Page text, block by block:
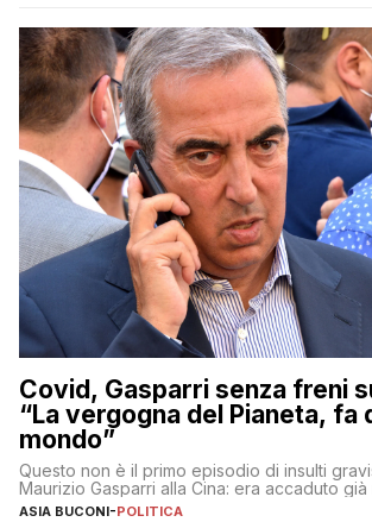
Covid, Gasparri senza freni
“La vergogna del Pianeta, fa
mondo”
Questo non è il primo episodio di insulti
Maurizio Gasparri alla Cina: era accaduto già
ASIA BUCONI-POLITICA